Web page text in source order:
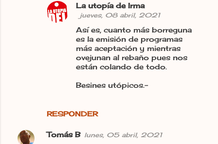
RESPONDER
La utopía de Irma
jueves, 08 abril, 2021
Así es, cuanto más borreguna
es la emisión de programas
más aceptación y mientras
ovejunan al rebaño pues nos
están colando de todo.
Besines utópicos.-
Tomás B lunes, 05 abril, 2021